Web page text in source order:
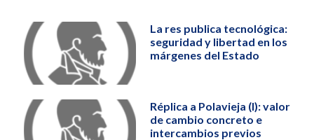
La res publica tecnológica:
seguridad y libertad en los
márgenes del Estado
Réplica a Polavieja (I): valor
de cambio concreto e
intercambios previos